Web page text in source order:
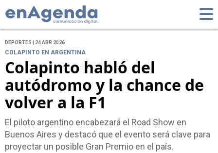
DEPORTES | 24 ABR 2026
COLAPINTO EN ARGENTINA
Colapinto habló del
autódromo y la chance de
volver a la F1
El piloto argentino encabezará el Road Show en
Buenos Aires y destacó que el evento será clave para
proyectar un posible Gran Premio en el país.